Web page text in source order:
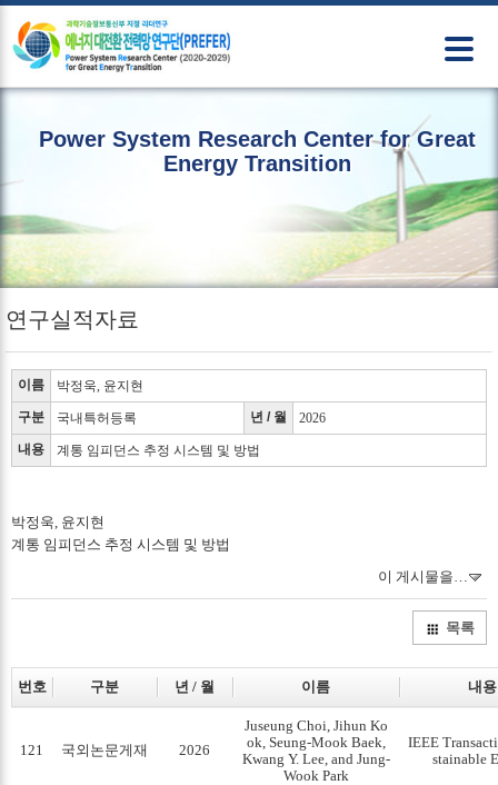
본문 바로가기
Power System Research Center for Great
Energy Transition
연구실적자료
이름
박정욱, 윤지현
구분
국내특허등록 년 / 월
2026
내용
계통 임피던스 추정 시스템 및 방법
박정욱, 윤지현
계통 임피던스 추정 시스템 및 방법
이 게시물을…
목록
번호 구분 년 / 월 이름 내용
121 국외논문게재 2026
Juseung Choi, Jihun Ko
ok, Seung-Mook Baek,
Kwang Y. Lee, and Jung-
Wook Park
IEEE
stainable